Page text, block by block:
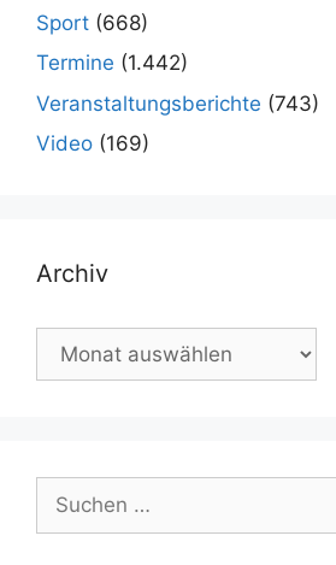
Sport (668)
Termine (1.442)
Veranstaltungsberichte (743)
Video (169)
Archiv
Archiv
Suchen
nach: